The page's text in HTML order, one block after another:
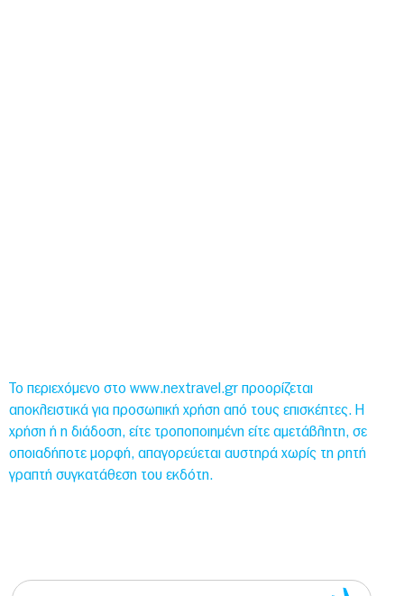
Το περιεχόμενο στο www.nextravel.gr προορίζεται
αποκλειστικά για προσωπική χρήση από τους επισκέπτες. Η
χρήση ή η διάδοση, είτε τροποποιημένη είτε αμετάβλητη, σε
οποιαδήποτε μορφή, απαγορεύεται αυστηρά χωρίς τη ρητή
γραπτή συγκατάθεση του εκδότη.